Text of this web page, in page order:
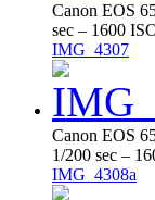
Canon EOS
sec – 1600
IMG_4307
Canon EOS
1/200 sec –
IMG_4308a